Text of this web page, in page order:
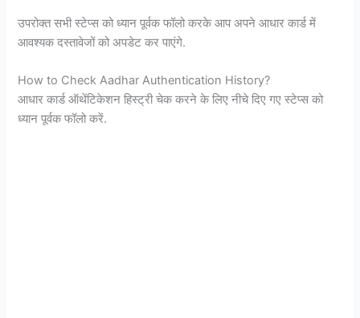
उपरोक्त सभी स्टेप्स को ध्यान पूर्वक फॉलो करके आप अपने आधार कार्ड में
आवश्यक दस्तावेजों को अपडेट कर पाएंगे.
How to Check Aadhar Authentication History?
आधार कार्ड ऑथेंटिकेशन हिस्ट्री चेक करने के लिए नीचे दिए गए स्टेप्स को
ध्यान पूर्वक फॉलो करें.